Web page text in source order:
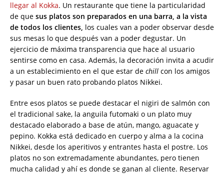
llegar al Kokka. Un restaurante que tiene la particularidad
de que sus platos son preparados en una barra, a la vista
de todos los clientes, los cuales van a poder observar desde
sus mesas lo que después van a poder degustar. Un
ejercicio de máxima transparencia que hace al usuario
sentirse como en casa. Además, la decoración invita a acudir
a un establecimiento en el que estar de chill con los amigos
y pasar un buen rato probando platos Nikkei.
Entre esos platos se puede destacar el nigiri de salmón con
el tradicional sake, la anguila futomaki o un plato muy
destacado elaborado a base de atún, mango, aguacate y
pepino. Kokka está dedicado en cuerpo y alma a la cocina
Nikkei, desde los aperitivos y entrantes hasta el postre. Los
platos no son extremadamente abundantes, pero tienen
mucha calidad y ahí es donde se ganan al cliente. Reservar